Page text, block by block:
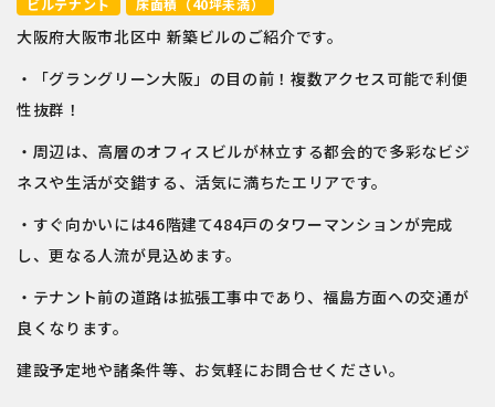
大阪府大阪市北区中 新築ビルのご紹介です。
・「グラングリーン大阪」の目の前！複数アクセス可能で利便
性抜群！
・周辺は、高層のオフィスビルが林立する都会的で多彩なビジ
ネスや生活が交錯する、活気に満ちたエリアです。
・すぐ向かいには46階建て484戸のタワーマンションが完成
し、更なる人流が見込めます。
・テナント前の道路は拡張工事中であり、福島方面への交通が
良くなります。
建設予定地や諸条件等、お気軽にお問合せください。